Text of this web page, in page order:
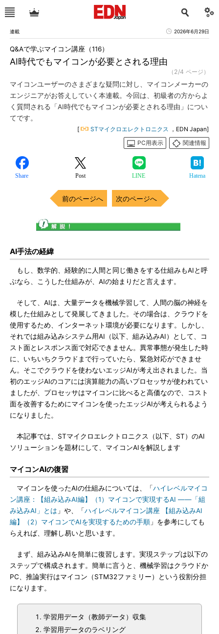
連載 2026年6月29日
AI時代でもマイコンが必要とされる理由
Q&Aで学ぶマイコン講座（116）
（2/4 ページ）
マイコンユーザーのさまざまな疑問に対し、マイコンメーカーの
エンジニアがお答えしていく本連載。今回は、初級者の方からよ
く質問される「AI時代でもマイコンが必要とされる理由」につい
てです。
[ STマイクロエレクトロニクス ，EDN Japan]
PC用表示
関連情報
Share Post LINE Hatena
前のページへ 次のページへ
AI手法の経緯
もし、数学的、経験的に人間と同じ働きをする仕組みもAIと呼
ぶなら、こうした仕組みが、AIの始まりだと言えます。
そして、AIは、大量データを機械学習して、人間の脳の神経を
模した仕組みとして発展してきました。その場合は、クラウドを
使用するため、インターネット環境が必要になります。しかし、
それでは組み込みシステム用AI（以下、組み込みAI）として、コ
スト面とレスポンス面で対応できません。異常事態が発生した時
に、いちいちクラウドまで行っていたら、緊急対応ができませ
ん。そこでクラウドを使わないエッジAIが考え出されました。当
初のエッジAIのコアには演算能力の高いプロセッサが使われてい
ましたが、プロセッサはマイコンに比べると高価なので、コスト
面を改善するためにマイコンを使ったエッジAIが考えられるよう
になりました。
本記事では、STマイクロエレクトロニクス（以下、ST）のAI
ソリューションを題材にして、マイコンAIを解説します
マイコンAIの復習
マイコンを使ったAIの仕組みについては、「ハイレベルマイコ
ン講座：【組み込みAI編】（1）マイコンで実現するAI ――「組
み込みAI」とは 」や、「ハイレベルマイコン講座 【組み込みAI
編】（2）マイコンでAIを実現するための手順 」を参考にしても
らえれば、理解し易いと思います。
まず、組み込みAIを簡単に復習します。実現ステップは以下の
ステップで構成されます。簡単に言うと、機械学習はクラウドか
PC、推論実行はマイコン（STM32ファミリー）という役割分担
になります。
学習用データ（教師データ）収集
学習用データのラベリング